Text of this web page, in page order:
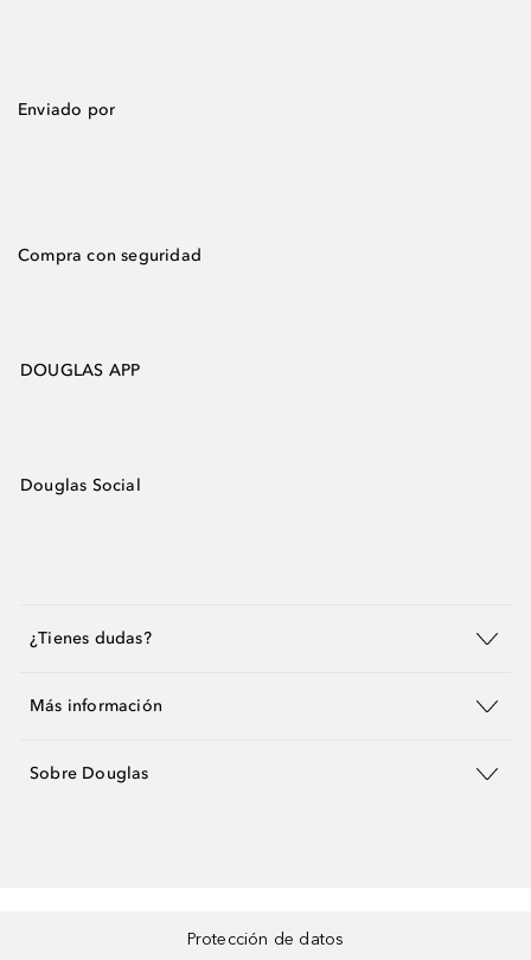
Enviado por
Compra con seguridad
DOUGLAS APP
Douglas Social
¿Tienes dudas?
Más información
Sobre Douglas
Protección de datos